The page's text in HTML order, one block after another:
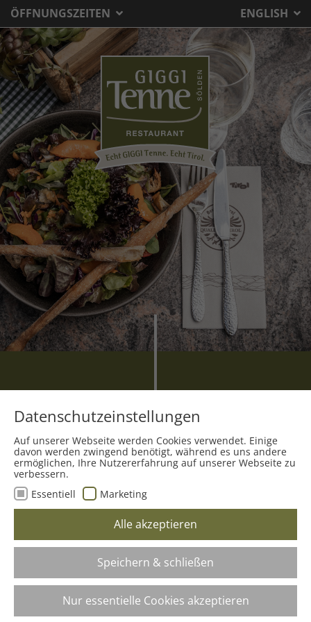
ÖFFNUNGSZEITEN ENGLISH
Heimische Kulinarik im Dorf
genießen.
Restaurant besuchen
Datenschutzeinstellungen
Auf unserer Webseite werden Cookies verwendet. Einige
davon werden zwingend benötigt, während es uns andere
ermöglichen, Ihre Nutzererfahrung auf unserer Webseite zu
verbessern.
Essentiell
Marketing
Alle akzeptieren
Speichern & schließen
Nur essentielle Cookies akzeptieren